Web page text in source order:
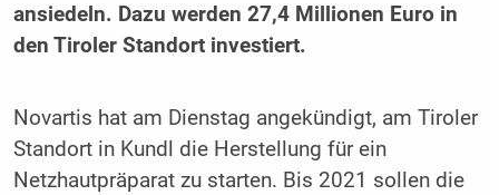
ansiedeln. Dazu werden 27,4 Millionen Euro in
den Tiroler Standort investiert.
Novartis hat am Dienstag angekündigt, am Tiroler
Standort in Kundl die Herstellung für ein
Netzhautpräparat zu starten. Bis 2021 sollen die